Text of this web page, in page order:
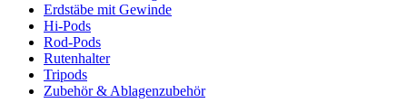
Erdstäbe mit Gewinde
Hi-Pods
Rod-Pods
Rutenhalter
Tripods
Zubehör & Ablagenzubehör